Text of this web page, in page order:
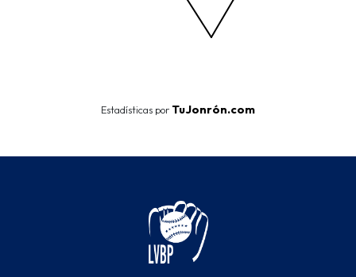
Estadísticas por TuJonrón.com